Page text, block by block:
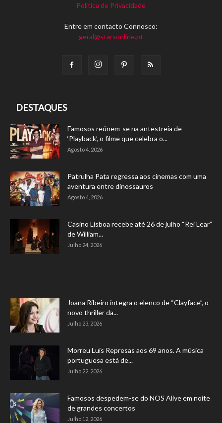
Política de Privacidade
Entre em contacto Connosco:
geral@starsonline.pt
DESTAQUES
Famosos reúnem-se na antestreia de
‘Playback’, o filme que celebra o...
Agosto 4, 2026
Patrulha Pata regressa aos cinemas com uma
aventura entre dinossauros
Agosto 4, 2026
Casino Lisboa recebe até 26 de julho “Rei Lear”
de William...
Julho 24, 2026
Joana Ribeiro integra o elenco de “Clayface”, o
novo thriller da...
Julho 23, 2026
Morreu Luís Represas aos 69 anos. A música
portuguesa está de...
Julho 22, 2026
Famosos despedem-se do NOS Alive em noite
de grandes concertos
Julho 12, 2026